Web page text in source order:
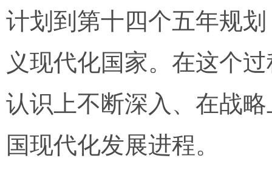
计划到第十四个五年规
义现代化国家。在这个
认识上不断深入、在战
国现代化发展进程。